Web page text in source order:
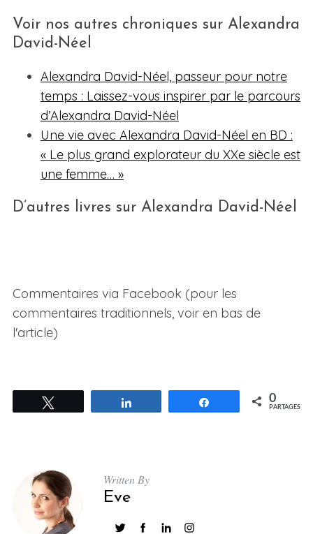
Voir nos autres chroniques sur Alexandra
David-Néel
Alexandra David-Néel, passeur pour notre
temps : Laissez-vous inspirer par le parcours
d’Alexandra David-Néel
Une vie avec Alexandra David-Néel en BD :
« Le plus grand explorateur du XXe siècle est
une femme… »
D’autres livres sur Alexandra David-Néel
Commentaires via Facebook (pour les
commentaires traditionnels, voir en bas de
l'article)
Partagez 0
PARTAGES
Written By
Eve